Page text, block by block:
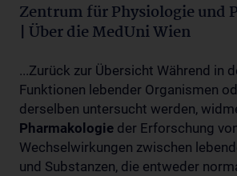
Zentrum für Physiologie und
| Über die MedUni Wien
...Zurück zur Übersicht Während in
Funktionen lebender Organismen
derselben untersucht werden,
Pharmakologie der Erforschung
Wechselwirkungen zwischen
und Substanzen, die entweder